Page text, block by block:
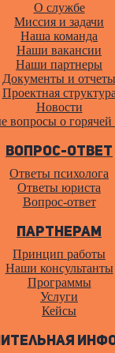
О службе
Миссия и задачи
Наша команда
Наши вакансии
Наши партнеры
Документы и отчеты
Проектная структура
Новости
вопросы о
Вопрос-ответ
Ответы психолога
Ответы юриста
Вопрос-ответ
Партнерам
Принцип работы
Наши консультанты
Программы
Услуги
Кейсы